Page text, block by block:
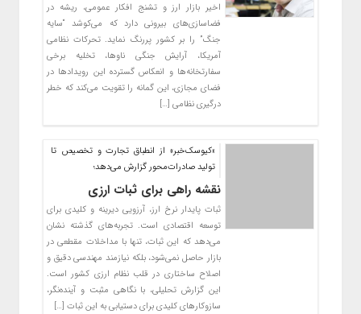
اخیر بازار ارز و تشنج افکار عمومی، ریشه در
فضا‌سازی‌های بیرونی دارد که می‌کوشد “سایه
جنگ” را بر کشور پررنگ نماید. تحرکات نظامی
آمریکا، آرایش جنگی ناوها، تخلیه برخی
سفارتخانه‌ها و انعکاس گسترده این رویدادها در
فضای مجازی، این گمانه را تقویت می‌کند که خطر
درگیری نظامی […]
«کیوسک‌خبر» از انطباق تجارت و تخصیص تا
تولید صادرات‌محور گزارش می‌دهد؛
نقشه راهی برای ثبات ارزی
ثبات پایدار نرخ ارز، آرزویی دیرینه و کلیدی برای
توسعه اقتصادی است. تجربه‌های گذشته نشان
می‌دهد که این ثبات، تنها با مداخلات مقطعی در
بازار حاصل نمی‌شود، بلکه نیازمند مهندسی دقیق و
اصلاح ساختاری در قلب نظام ارزی کشور است.
این گزارش تحلیلی، با نگاهی مثبت و آینده‌نگر،
سازوکارهای کلیدی برای دستیابی به این ثبات […]